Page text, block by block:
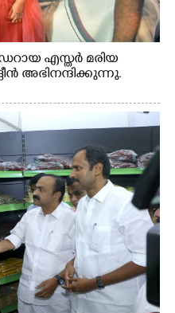
എസ്തർ മരിയ
അഭിനന്ദിക്കുന്നു.